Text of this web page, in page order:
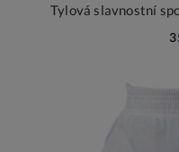
Tylová slavnostní